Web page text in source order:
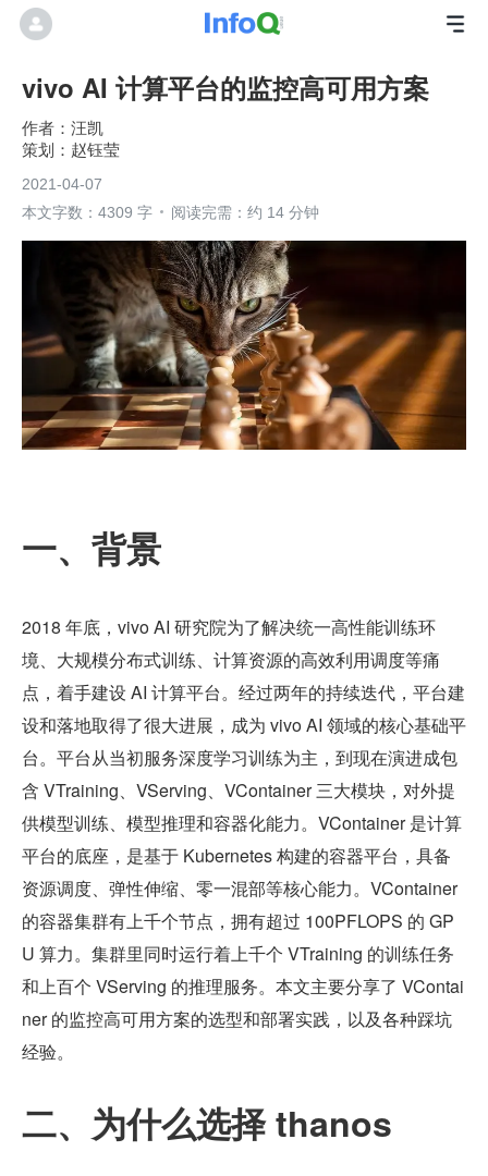
vivo AI 计算平台的监控高可用方案
汪凯
赵钰莹
2021-04-07
本文字数：4309 字
阅读完需：约 14 分钟
一、背景
2018 年底，vivo AI 研究院为了解决统一高性能训练环
境、大规模分布式训练、计算资源的高效利用调度等痛
点，着手建设 AI 计算平台。经过两年的持续迭代，平台建
设和落地取得了很大进展，成为 vivo AI 领域的核心基础平
台。平台从当初服务深度学习训练为主，到现在演进成包
含 VTraining、VServing、VContainer 三大模块，对外提
供模型训练、模型推理和容器化能力。VContainer 是计算
平台的底座，是基于 Kubernetes 构建的容器平台，具备
资源调度、弹性伸缩、零一混部等核心能力。VContainer
的容器集群有上千个节点，拥有超过 100PFLOPS 的 GP
U 算力。集群里同时运行着上千个 VTraining 的训练任务
和上百个 VServing 的推理服务。本文主要分享了 VContai
ner 的监控高可用方案的选型和部署实践，以及各种踩坑
经验。
二、为什么选择 thanos